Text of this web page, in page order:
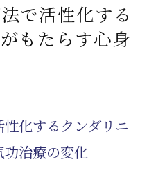
で活性化する
もたらす心身
化するクンダリニ
治療の変化